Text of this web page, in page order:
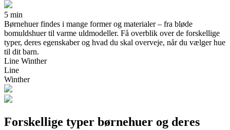
5 min
Børnehuer findes i mange former og materialer – fra bløde
bomuldshuer til varme uldmodeller. Få overblik over de forskellige
typer, deres egenskaber og hvad du skal overveje, når du vælger hue
til dit barn.
Line Winther
Line
Winther
Forskellige typer børnehuer og deres